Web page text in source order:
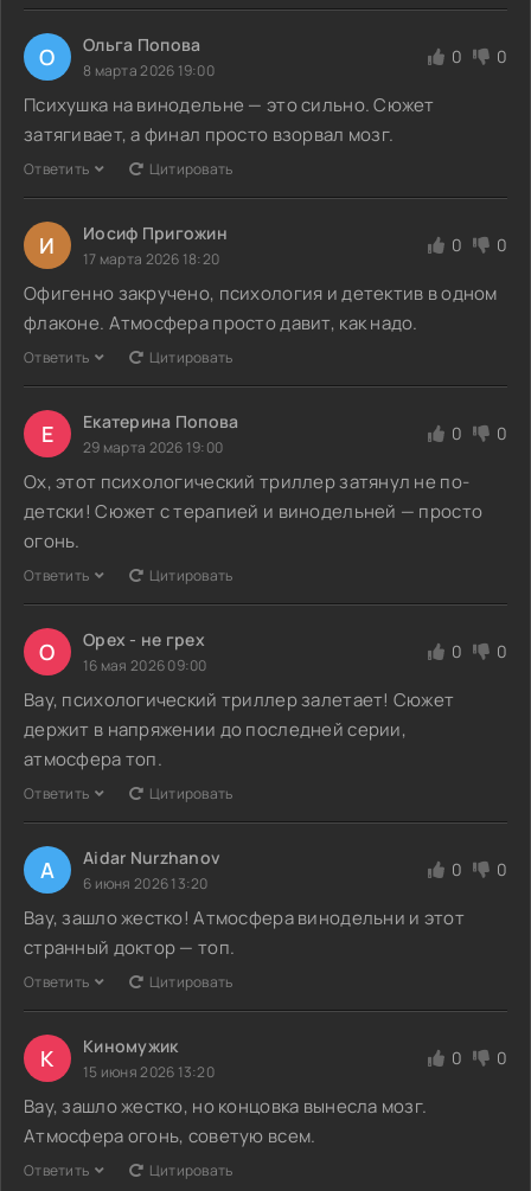
О Ольга Попова
8 марта 2026 19:00
0 0
Психушка на винодельне — это сильно. Сюжет
затягивает, а финал просто взорвал мозг.
Ответить Цитировать
И Иосиф Пригожин
17 марта 2026 18:20
0 0
Офигенно закручено, психология и детектив в одном
флаконе. Атмосфера просто давит, как надо.
Ответить Цитировать
Е Екатерина Попова
29 марта 2026 19:00
0 0
Ох, этот психологический триллер затянул не по-
детски! Сюжет с терапией и винодельней — просто
огонь.
Ответить Цитировать
О Орех - не грех
16 мая 2026 09:00
0 0
Вау, психологический триллер залетает! Сюжет
держит в напряжении до последней серии,
атмосфера топ.
Ответить Цитировать
A Aidar Nurzhanov
6 июня 2026 13:20
0 0
Вау, зашло жестко! Атмосфера винодельни и этот
странный доктор — топ.
Ответить Цитировать
К Киномужик
15 июня 2026 13:20
0 0
Вау, зашло жестко, но концовка вынесла мозг.
Атмосфера огонь, советую всем.
Ответить Цитировать